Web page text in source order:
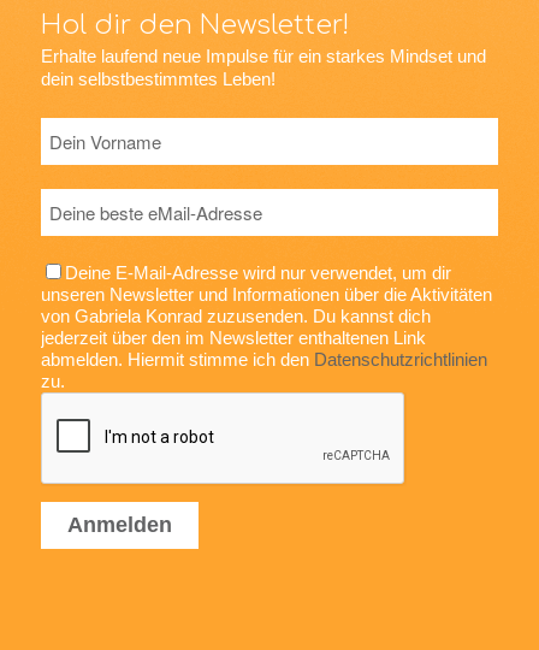
Hol dir den Newsletter!
Erhalte laufend neue Impulse für ein starkes Mindset und
dein selbstbestimmtes Leben!
Deine E-Mail-Adresse wird nur verwendet, um dir
unseren Newsletter und Informationen über die Aktivitäten
von Gabriela Konrad zuzusenden. Du kannst dich
jederzeit über den im Newsletter enthaltenen Link
abmelden. Hiermit stimme ich den Datenschutzrichtlinien
zu.